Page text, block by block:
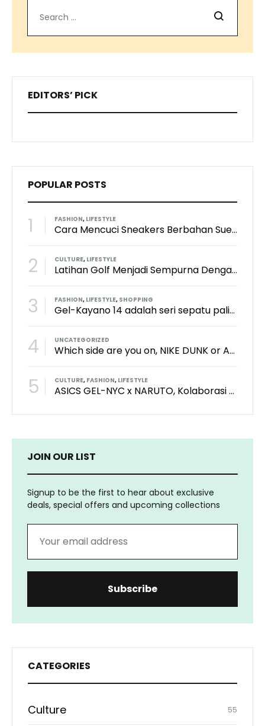
Search
EDITORS’ PICK
POPULAR POSTS
1 FASHION, LIFESTYLE
Cara Mencuci Sneakers Berbahan Suede: Aman Tanpa Merusak Tekstur
2 CULTURE, LIFESTYLE
Latihan Golf Menjadi Sempurna Dengan Kith x TaylorMade x Perfect Practice Putting Mat
3 FASHION, LIFESTYLE, SHOPPING
Gel-Kayano 14 adalah seri sepatu paling keren dari brand Asics?
4 UNCATEGORIZED
Which side are you on, NIKE DUNK or ADIDAS SAMBA?
5 CULTURE, FASHION, LIFESTYLE
ASICS GEL-NYC x NARUTO, Kolaborasi Yang Bikin Wibu Seneng!
JOIN OUR LIST
Signup to be the first to hear about exclusive
deals, special offers and upcoming collections
CATEGORIES
Culture 55